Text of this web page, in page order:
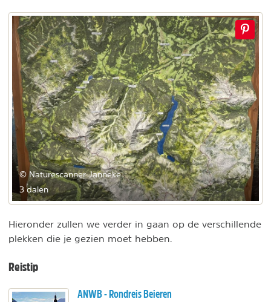
© Naturescanner Janneke
3 dalen
Hieronder zullen we verder in gaan op de verschillende
plekken die je gezien moet hebben.
Reistip
ANWB - Rondreis Beieren